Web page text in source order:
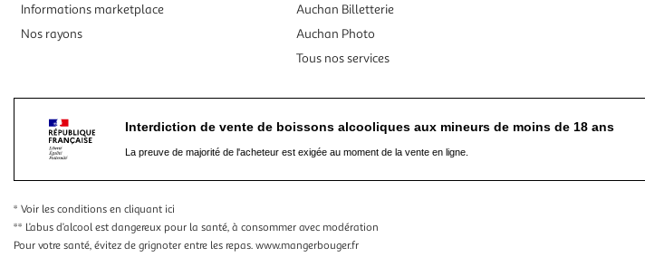
Informations marketplace
Nos rayons
Auchan Billetterie
Auchan Photo
Tous nos services
Interdiction de vente de boissons alcooliques aux mineurs de moins de 18 ans
La preuve de majorité de l'acheteur est exigée au moment de la vente en ligne.
* Voir les conditions en cliquant ici
** L’abus d’alcool est dangereux pour la santé, à consommer avec modération
Pour votre santé, évitez de grignoter entre les repas. www.mangerbouger.fr